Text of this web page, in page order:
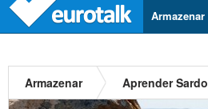
Armazenar
Armazenar Aprender Sardo